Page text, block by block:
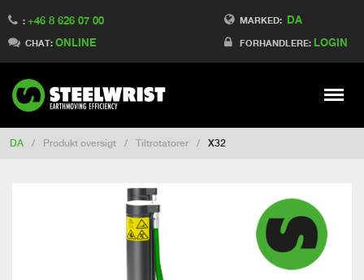
MARKED: DA
FORHANDLERE: LOGIN
: +46 8 626 07 00
CHAT: ONLINE
Meny
Switch to France
Switch to Finland
Switch to China
Switch to Australia
Change market
DA / Produkt oversigt / Tiltrotatorer / X32